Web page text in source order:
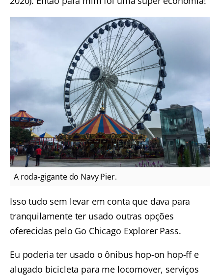
A roda-gigante do Navy Pier.
Isso tudo sem levar em conta que dava para
tranquilamente ter usado outras opções
oferecidas pelo Go Chicago Explorer Pass.
Eu poderia ter usado o ônibus hop-on hop-ff e
alugado bicicleta para me locomover, serviços